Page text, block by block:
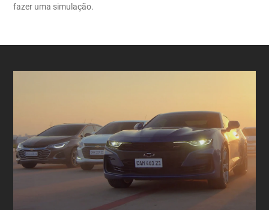
fazer uma simulação.